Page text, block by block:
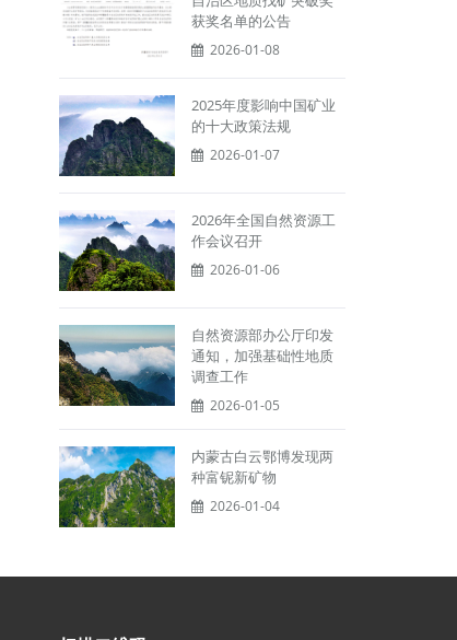
获奖名单的公告
2026-01-08
2025年度影响中国矿业
的十大政策法规
2026-01-07
2026年全国自然资源工
作会议召开
2026-01-06
自然资源部办公厅印发
通知，加强基础性地质
调查工作
2026-01-05
内蒙古白云鄂博发现两
种富铌新矿物
2026-01-04